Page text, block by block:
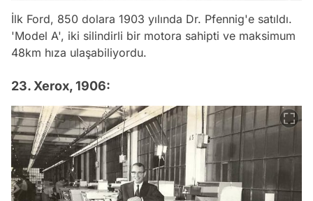
İlk Ford, 850 dolara 1903 yılında Dr. Pfennig'e satıldı.
'Model A', iki silindirli bir motora sahipti ve maksimum
48km hıza ulaşabiliyordu.
23. Xerox, 1906: